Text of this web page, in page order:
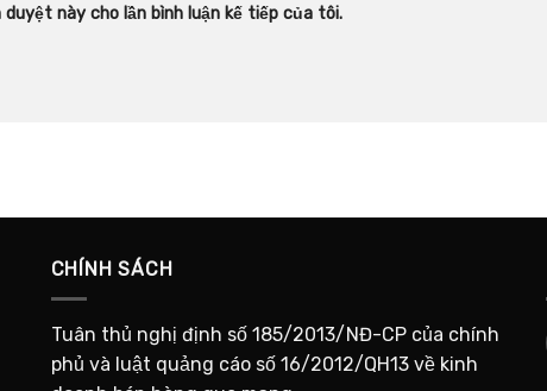
này cho lần bình luận kế tiếp của tôi.
CHÍNH SÁCH
Tuân thủ nghị định số 185/2013/NĐ-CP của chính
phủ và luật quảng cáo số 16/2012/QH13 về kinh